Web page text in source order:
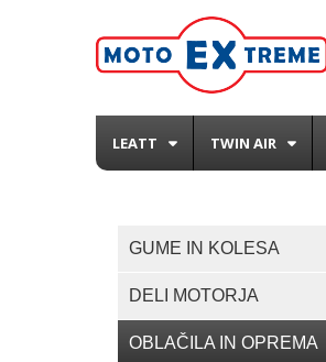
LEATT TWIN AIR
GUME IN KOLESA
DELI MOTORJA
OBLAČILA IN OPREMA